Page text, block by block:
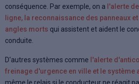
conséquence. Par exemple, on a l'alerte
ligne, la reconnaissance des panneaux
angles morts qui assistent et aident le
conduite.
D'autres systèmes comme l'alerte
freinage d'urgence en ville et le système